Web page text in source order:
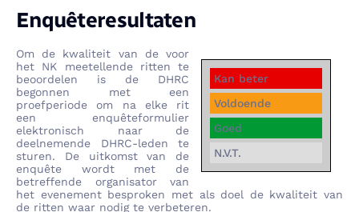
Enquêteresultaten
Kan beter
Voldoende
Goed
N.V.T.
Om de kwaliteit van de voor
het NK meetellende ritten te
beoordelen is de DHRC
begonnen met een
proefperiode om na elke rit
een enquêteformulier
elektronisch naar de
deelnemende DHRC-leden te
sturen. De uitkomst van de
enquête wordt met de
betreffende organisator van
het evenement besproken met als doel de kwaliteit van
de ritten waar nodig te verbeteren.